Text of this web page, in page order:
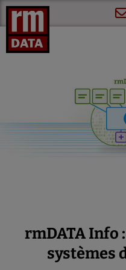
rmDATA Info
systèmes